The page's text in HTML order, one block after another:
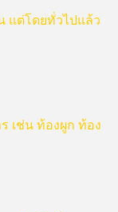
แต่โดยทั่วไปแล้ว
เช่น ท้องผูก ท้อง